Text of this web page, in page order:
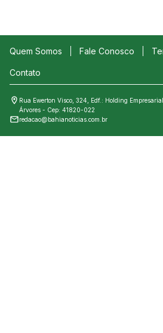
Quem Somos Fale Conosco
Contato
Rua Ewerton Visco, 324, Edf.: Holding
Árvores - Cep: 41820-022
redacao@bahianoticias.com.br